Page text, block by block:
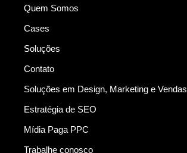
Quem Somos
Cases
Soluções
Contato
Soluções em Design, Marketing e Vendas
Estratégia de SEO
Mídia Paga PPC
Trabalhe conosco